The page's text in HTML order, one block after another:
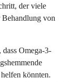
der viele
von
Omega-3-
könnten.